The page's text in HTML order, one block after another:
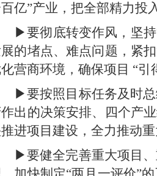
亿”产业，把全部精力投
▶要彻底转变作风，坚
的堵点、难点问题，紧
营商环境，确保项目 “引
▶要按照目标任务及时
出的决策安排、四个产
进项目建设，全力推动
▶要健全完善重大项目